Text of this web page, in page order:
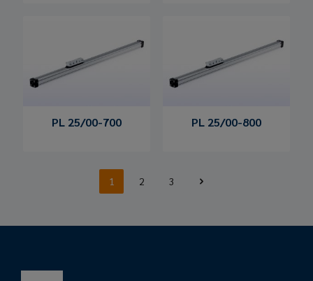
PL 25/00-700 PL 25/00-800
1 2 3